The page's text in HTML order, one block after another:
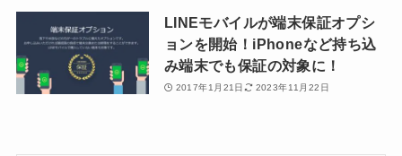
LINEモバイルが端末保証オプシ
ョンを開始！iPhoneなど持ち込
み端末でも保証の対象に！
2017年1月21日 2023年11月22日